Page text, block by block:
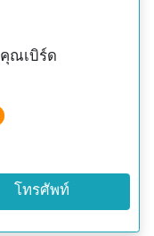
คุณเบิร์ด
โทรศัพท์